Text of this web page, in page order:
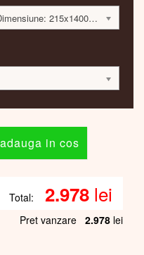
Tip: sistem de incalzire centrala; Dimensiune: 215x1400x43mm; 315 Watt; 2972 lei
Total: 2.978 lei
Pret vanzare 2.978 lei